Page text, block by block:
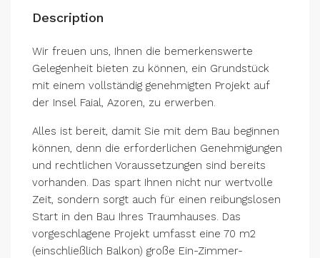
Description
Wir freuen uns, Ihnen die bemerkenswerte
Gelegenheit bieten zu können, ein Grundstück
mit einem vollständig genehmigten Projekt auf
der Insel Faial, Azoren, zu erwerben.
Alles ist bereit, damit Sie mit dem Bau beginnen
können, denn die erforderlichen Genehmigungen
und rechtlichen Voraussetzungen sind bereits
vorhanden. Das spart Ihnen nicht nur wertvolle
Zeit, sondern sorgt auch für einen reibungslosen
Start in den Bau Ihres Traumhauses. Das
vorgeschlagene Projekt umfasst eine 70 m2
(einschließlich Balkon) große Ein-Zimmer-